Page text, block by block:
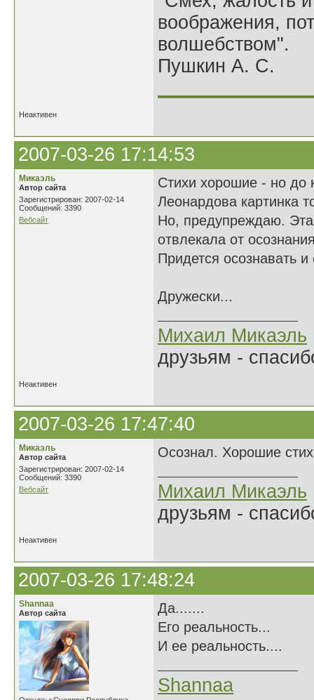
воображения,
волшебством".
Пушкин А. С.
Неактивен
2007-03-26 17:14:53
Микаэль
Автор сайта
Зарегистрирован: 2007-02-14
Сообщений: 3390
Вебсайт
Стихи хорошие - но до
Леонардова картинка
Но, предупреждаю. Эта
отвлекала от
Придется осознавать и
Дружески...
Михаил Микаэль
друзьям -
Неактивен
2007-03-26 17:47:40
Микаэль
Автор сайта
Зарегистрирован: 2007-02-14
Сообщений: 3390
Вебсайт
Осознал. Хорошие
Михаил Микаэль
друзьям -
Неактивен
2007-03-26 17:48:24
Shannaa
Автор сайта
Да.......
Его реальность...
И ее реальность....
Shannaa